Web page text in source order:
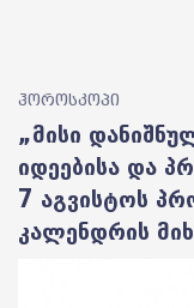
ჰოროსკოპი
„მისი
იდეებისა და
7 აგვისტოს
კალენდრის